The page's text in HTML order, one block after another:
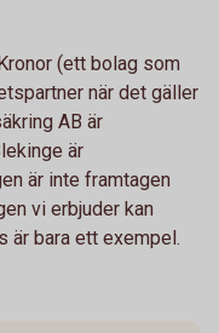
(ett bolag som
när det gäller
AB är
är
är inte framtagen
vi erbjuder kan
är bara ett exempel.